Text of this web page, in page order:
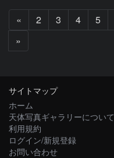
«
へ
2 3 4 5
»
へ
サイトマップ
ホーム
天体写真ギャラリーについて
利用規約
ログイン/新規登録
お問い合わせ